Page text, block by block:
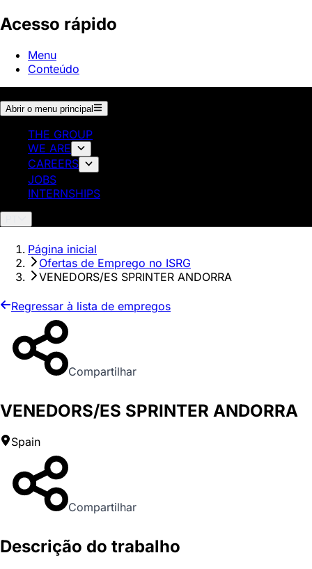
Acesso rápido
Menu
Conteúdo
Abrir o menu principal
THE GROUP
WE ARE
CAREERS
JOBS
INTERNSHIPS
Página inicial
Ofertas de Emprego no ISRG
VENEDORS/ES SPRINTER ANDORRA
Regressar à lista de empregos
Compartilhar
VENEDORS/ES SPRINTER ANDORRA
Spain
Compartilhar
Descrição do trabalho